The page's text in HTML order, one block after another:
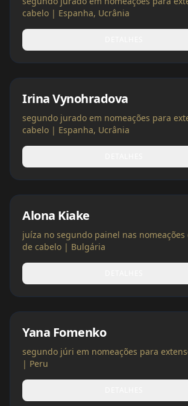
cabelo | Espanha, Ucrânia
Irina Vynohradova
segundo jurado em nomeações para
cabelo | Espanha, Ucrânia
Alona Kiake
juíza no segundo painel nas nomeações
de cabelo | Bulgária
Yana Fomenko
segundo júri em nomeações para
| Peru